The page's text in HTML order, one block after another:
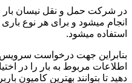
در شرکت حمل و نقل نیسان
انجام میشود و برای هر نوع
استفاده میشود.
بنابراین جهت درخواست
اطلاعات مربوط به بار را در
دهید تا بتوانند بهترین کامیون